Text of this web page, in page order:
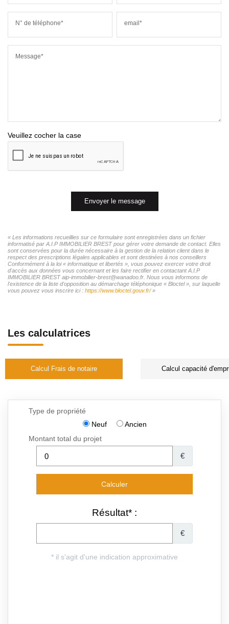
N° de téléphone* email*
Message*
Veuillez cocher la case
Envoyer le message
« Les informations recueillies sur ce formulaire sont enregistrées dans un fichier
informatisé par A.I.P IMMOBILIER BREST pour gérer votre demande de contact. Elles
sont conservées pour la durée nécessaire à la gestion de la relation client dans le
respect des prescriptions légales applicables et sont destinées à nos conseillers
Conformément à la loi « informatique et libertés », vous pouvez exercer votre droit
d'accès aux données vous concernant et les faire rectifier en contactant A.I.P
IMMOBILIER BREST aip-immobilier-brest@wanadoo.fr. Nous vous informons de
l'existence de la liste d'opposition au démarchage téléphonique « Bloctel », sur laquelle
vous pouvez vous inscrire ici : https://www.bloctel.gouv.fr/»
Les calculatrices
Calcul Frais de notaire Calcul capacité